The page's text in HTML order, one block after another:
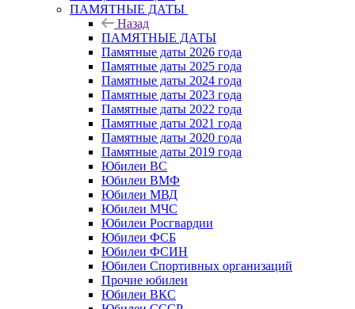
ПАМЯТНЫЕ ДАТЫ
Назад
ПАМЯТНЫЕ ДАТЫ
Памятные даты 2026 года
Памятные даты 2025 года
Памятные даты 2024 года
Памятные даты 2023 года
Памятные даты 2022 года
Памятные даты 2021 года
Памятные даты 2020 года
Памятные даты 2019 года
Юбилеи ВС
Юбилеи ВМФ
Юбилеи МВД
Юбилеи МЧС
Юбилеи Росгвардии
Юбилеи ФСБ
Юбилеи ФСИН
Юбилеи Спортивных организаций
Прочие юбилеи
Юбилеи ВКС